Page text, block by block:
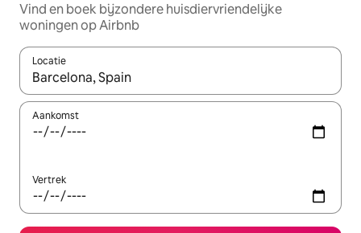
Vind en boek bijzondere huisdiervriendelijke
woningen op Airbnb
Locatie
Wanneer er resultaten beschikbaar zijn, maak je een keuze
Aankomst
Vertrek